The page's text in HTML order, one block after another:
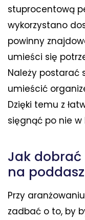
stuprocentową
wykorzystano
powinny
umieści się
Należy postarać
umieścić
Dzięki temu z
sięgnąć po nie w
Jak
na
Przy
zadbać o to, by